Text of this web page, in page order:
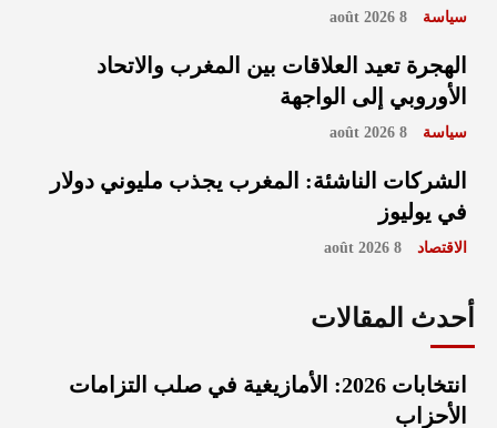
سياسة 8 août 2026
الهجرة تعيد العلاقات بين المغرب والاتحاد
الأوروبي إلى الواجهة
سياسة 8 août 2026
الشركات الناشئة: المغرب يجذب مليوني دولار
في يوليوز
الاقتصاد 8 août 2026
أحدث المقالات
انتخابات 2026: الأمازيغية في صلب التزامات
الأحزاب